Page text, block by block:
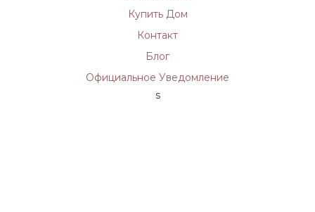
Купить Дом
Контакт
Блог
Официальное Уведомление
s